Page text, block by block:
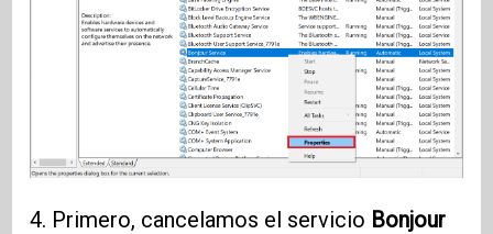
4. Primero, cancelamos el servicio Bonjour